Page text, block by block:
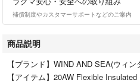
補償制度やカスタマーサポートなどのご案内
商品説明
【ブランド】WIND AND SEA(ウィン
【アイテム】20AW Flexible